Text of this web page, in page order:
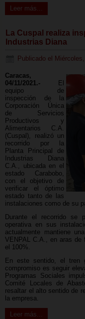
Leer más...
La Cuspal realiza
Industrias Diana
Publicado el
Caracas,
04/11/2021.- El
equipo de
inspección de la
Corporación Única
de Servicios
Productivos y
Alimentarios C.A.
(Cuspal), realizó un
recorrido por la
Planta Principal de
Industrias Diana
C.A., ubicada en el
estado Carabobo,
con el objetivo de
verificar el óptimo
estado tanto de las
instalaciones como de su
Durante el recorrido se
operativa en sus
actualmente mantiene
VENPAL C.A., en aras de
el 100%.
En este sentido, el tren
compromiso es seguir
Programas Sociales
Comité Locales de
resaltar el alto sentido de
la empresa.
Leer más...